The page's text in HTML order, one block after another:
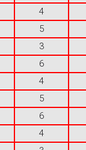
4
5
3
6
4
5
6
4